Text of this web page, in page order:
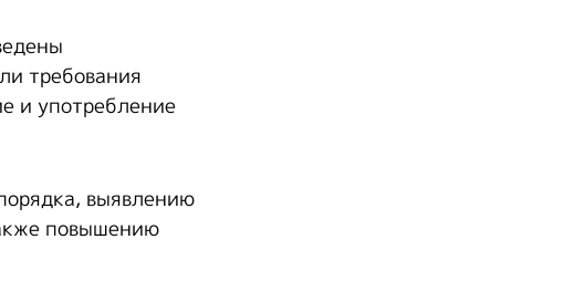
требования
и употребление
выявлению
повышению